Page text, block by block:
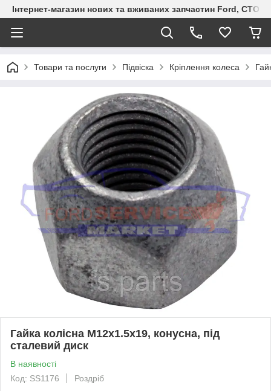
Інтернет-магазин нових та вживаних запчастин Ford, СТО
Товари та послуги Підвіска Кріплення колеса
Гайка колісна М12х1.5x19, конусна, під
сталевий диск
В наявності
Код: SS1176
Роздріб